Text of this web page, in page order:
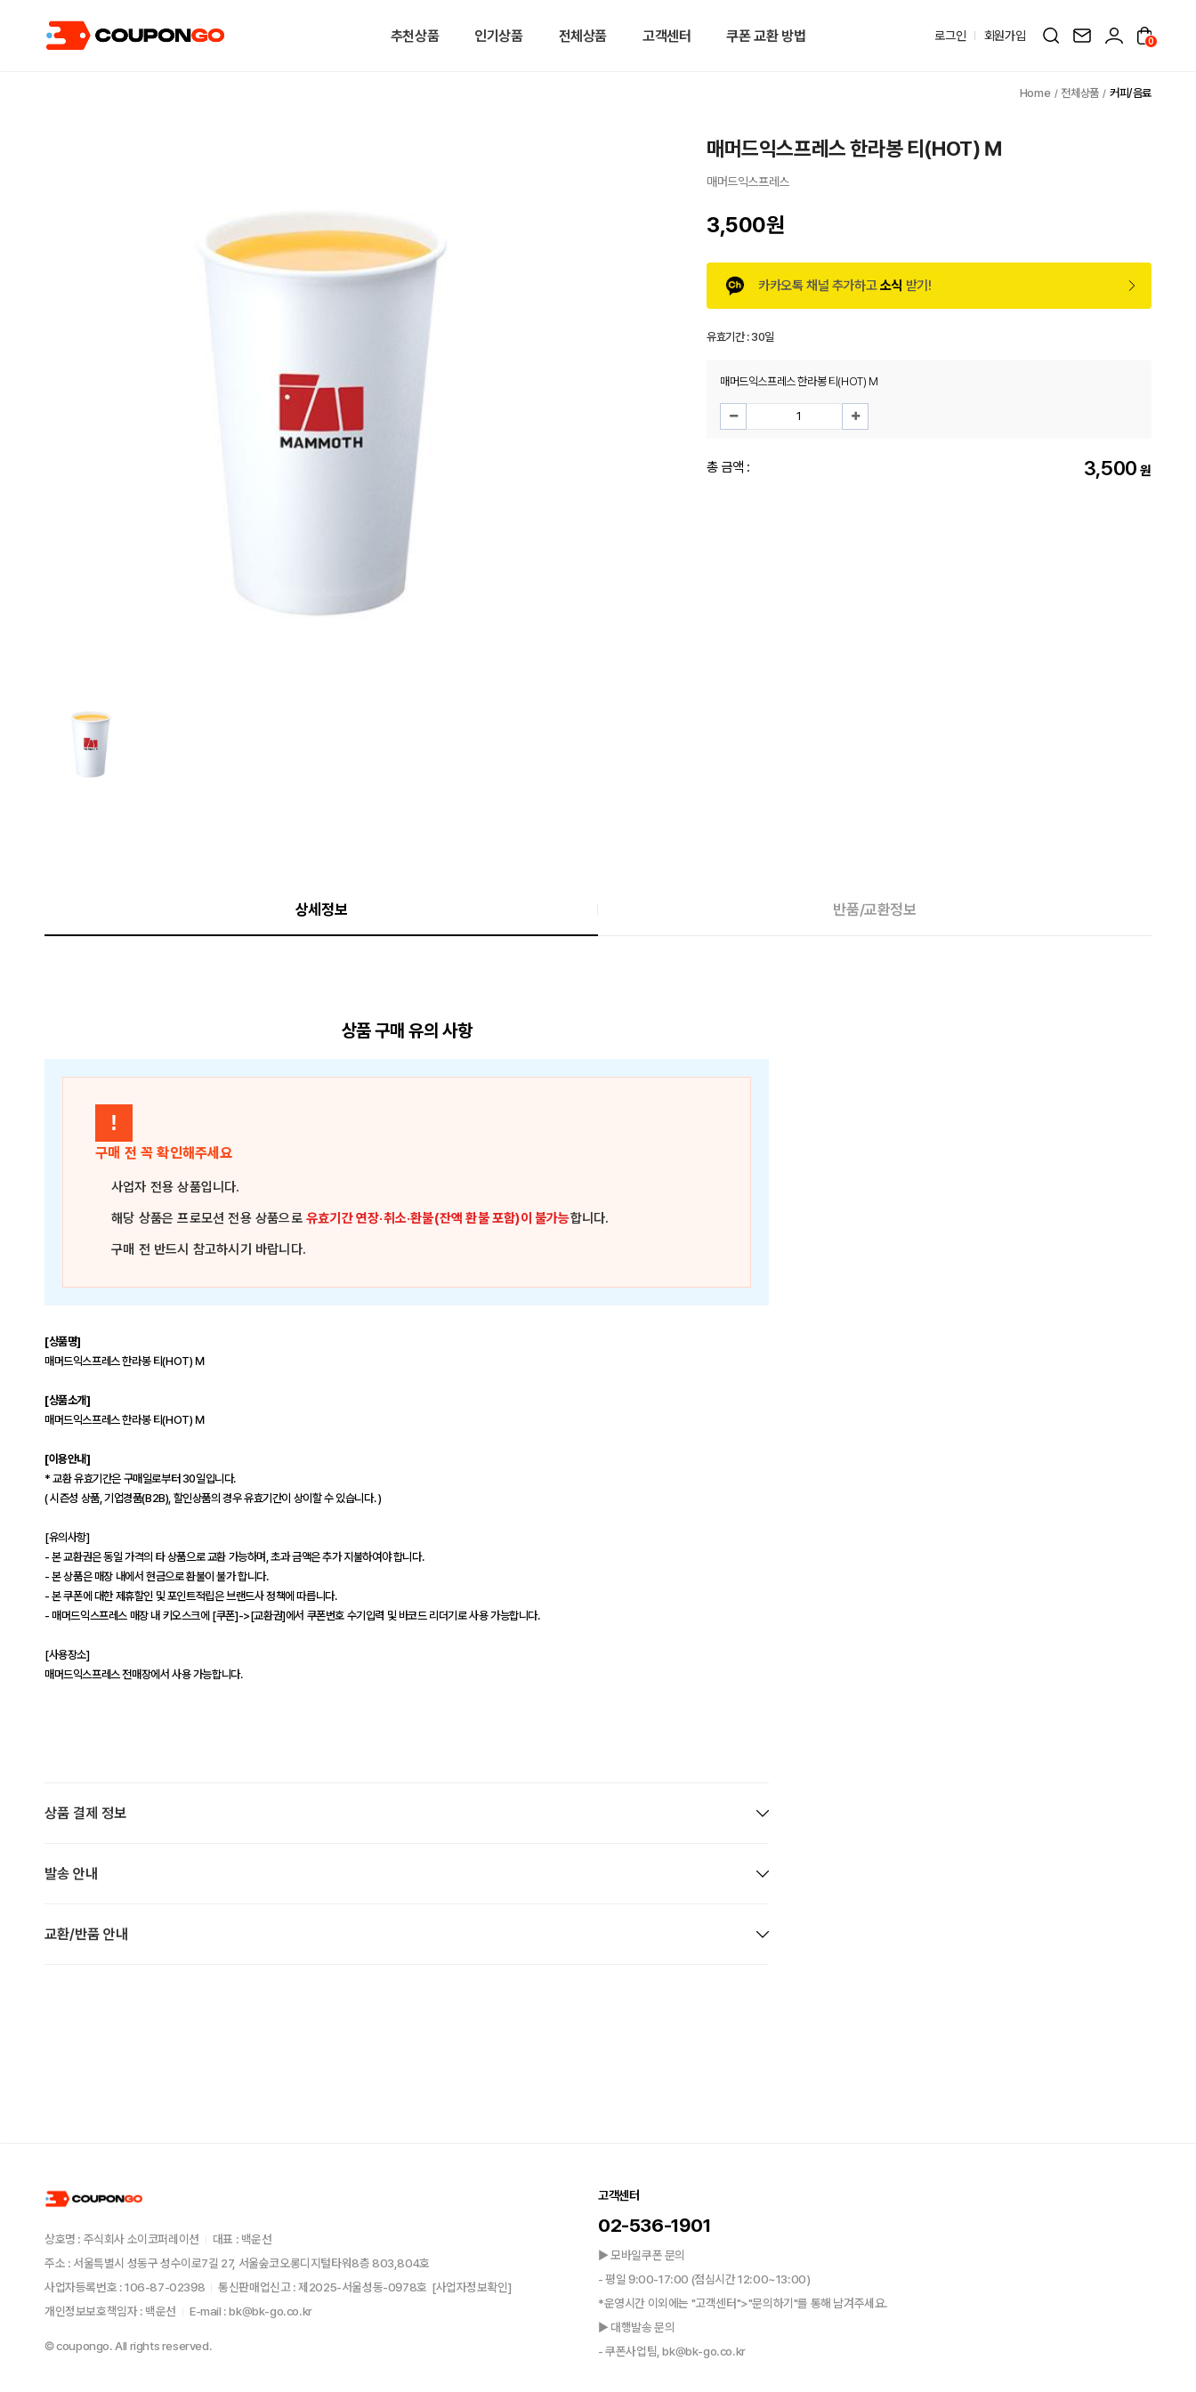
추천상품 인기상품 전체상품 고객센터 쿠폰 교환 방법 로그인 회원가입 0
전체상품 커피/음료
매머드익스프레스 한라봉 티(HOT) M
매머드익스프레스
3,500원
카카오톡 채널 추가하고소식 받기!
유효기간 :30일
매머드익스프레스 한라봉 티(HOT) M
총 금액 : 3,500 원
상세정보 반품/교환정보
상품 구매 유의 사항
!
구매 전 꼭 확인해주세요
사업자 전용 상품입니다.
해당 상품은프로모션 전용 상품으로유효기간 연장·취소·환불(잔액 환불 포함)이 불가능합니다.
구매 전 반드시 참고하시기 바랍니다.
[상품명]
매머드익스프레스 한라봉 티(HOT) M
[상품소개]
매머드익스프레스 한라봉 티(HOT) M
[이용안내]
* 교환 유효기간은 구매일로부터 30일입니다.
( 시즌성 상품, 기업경품(B2B), 할인상품의 경우 유효기간이 상이할 수 있습니다. )
[유의사항]
- 본 교환권은 동일 가격의 타 상품으로 교환 가능하며, 초과 금액은 추가 지불하여야 합니다.
- 본 상품은 매장 내에서 현금으로 환불이 불가 합니다.
- 본 쿠폰에 대한 제휴할인 및 포인트적립은 브랜드사 정책에 따릅니다.
- 매머드익스프레스 매장 내 키오스크에 [쿠폰]->[교환권]에서 쿠폰번호 수기입력 및 바코드 리더기로 사용 가능합니다.
[사용장소]
매머드익스프레스 전매장에서 사용 가능합니다.
상품 결제 정보
발송 안내
교환/반품 안내
상호명 : 주식회사 소이코퍼레이션
대표 : 백운선
주소 : 서울특별시 성동구 성수이로7길 27, 서울숲코오롱디지털타워8층 803,804호
사업자등록번호 : 106-87-02398
통신판매업신고 : 제2025-서울성동-0978호 [사업자정보확인]
개인정보보호책임자 : 백운선
E-mail : bk@bk-go.co.kr
© coupongo. All rights reserved.
고객센터
02-536-1901
▶ 모바일쿠폰 문의
- 평일 9:00-17:00 (점심시간 12:00~13:00)
*운영시간 이외에는 "고객센터">"문의하기"를 통해 남겨주세요.
▶ 대행발송 문의
- 쿠폰사업팀, bk@bk-go.co.kr